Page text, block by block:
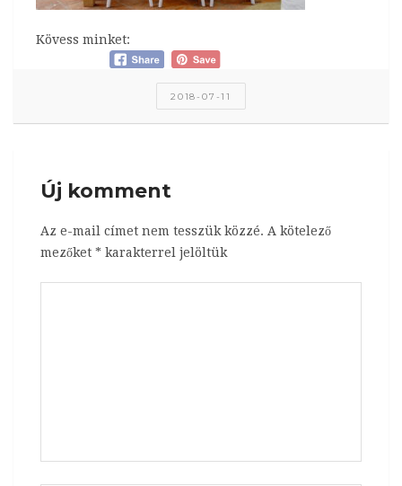
Kövess minket:
2018-07-11
Új komment
Az e-mail címet nem tesszük közzé. A kötelező
mezőket * karakterrel jelöltük